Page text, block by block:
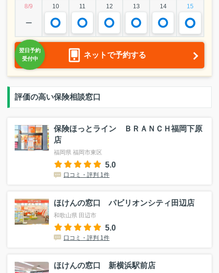
8/9
10 11 12 13 14 15
ー
ネットで予約する
評価の高い保険相談窓口
保険ほっとライン ＢＲＡＮＣＨ福岡下原
店
福岡県 福岡市東区
5.0
口コミ・評判 1件
ほけんの窓口 パビリオンシティ田辺店
和歌山県 田辺市
5.0
口コミ・評判 1件
ほけんの窓口 新横浜駅前店